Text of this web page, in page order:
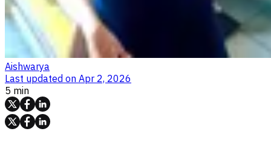
Aishwarya
Last updated on Apr 2, 2026
5 min